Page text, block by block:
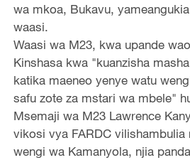
wa mkoa, Bukavu,
waasi.
Waasi wa M23, kwa upande
Kinshasa kwa "kuanzisha
katika maeneo yenye watu
safu zote za mstari wa mbele"
Msemaji wa M23 Lawrence
vikosi vya FARDC vilishambulia
wengi wa Kamanyola, njia